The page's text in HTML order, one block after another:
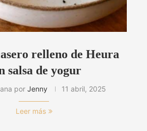
relleno de Heura
salsa de yogur
por Jenny 11 abril, 2025
Leer más